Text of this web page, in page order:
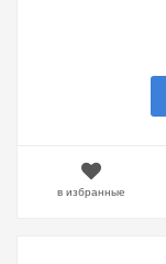
в избранные